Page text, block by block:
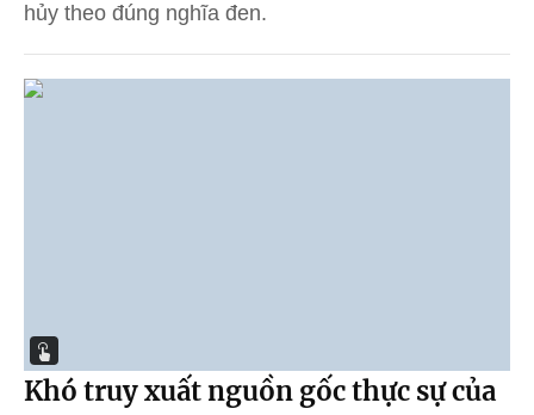
hủy theo đúng nghĩa đen.
Khó truy xuất nguồn gốc thực sự của